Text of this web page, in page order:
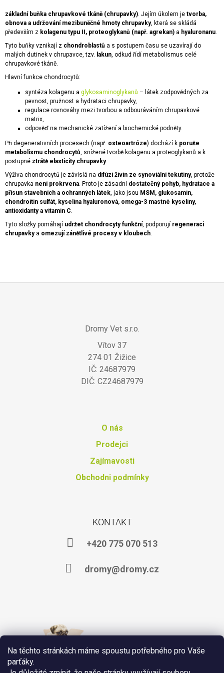
Na těchto stránkách máme spoustu potřebného pro Vaše
parťáky.
základní buňka chrupavkové tkáně (chrupavky). Jejím úkolem je tvorba,
obnova a udržování mezibuněčné hmoty chrupavky, která se skládá
především z kolagenu typu II, proteoglykanů (např. agrekan) a hyaluronanu.
Tyto buňky vznikají z chondroblastů a s postupem času se uzavírají do
malých dutinek v chrupavce, tzv. lakun, odkud řídí metabolismus celé
chrupavkové tkáně.
Hlavní funkce chondrocytů:
syntéza kolagenu a glykosaminoglykanů – látek zodpovědných za
pevnost, pružnost a hydrataci chrupavky,
regulace rovnováhy mezi tvorbou a odbouráváním chrupavkové
matrix,
odpověď na mechanické zatížení a biochemické podněty.
Při degenerativních procesech (např. osteoartróze) dochází k poruše
metabolismu chondrocytů, snížené tvorbě kolagenu a proteoglykanů a k
postupné ztrátě elasticity chrupavky.
Výživa chondrocytů je závislá na difúzi živin ze synoviální tekutiny, protože
chrupavka není prokrvena. Proto je zásadní dostatečný pohyb, hydratace a
přísun stavebních a ochranných látek, jako jsou MSM, glukosamin,
chondroitin sulfát, kyselina hyaluronová, omega-3 mastné kyseliny,
antioxidantya vitamin C.
Tyto složky pomáhají udržet chondrocyty funkční, podporují regeneraci
chrupavkya omezují zánětlivé procesy v kloubech.
A
J
T
?
D
O
P
O
R
U
Č
U
J
CARBON
Dromy Vet s.r.o.
Vítov 37
274 01 Žižice
IČ: 24687979
DIČ: CZ24687979
O nás
Prodejci
Zajímavosti
Obchodni podmínky
KONTAKT
+420 775 070 513
dromy@dromy.cz